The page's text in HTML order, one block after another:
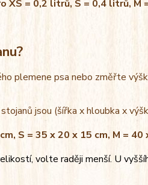
XS = 0,2 litrů, S = 0,4 litrů,
plemene psa nebo změřte
jsou (šířka x hloubka x
S = 35 x 20 x 15 cm, M =
volte raději menší. U